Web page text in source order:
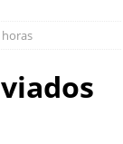
ciberameaças
corporativas